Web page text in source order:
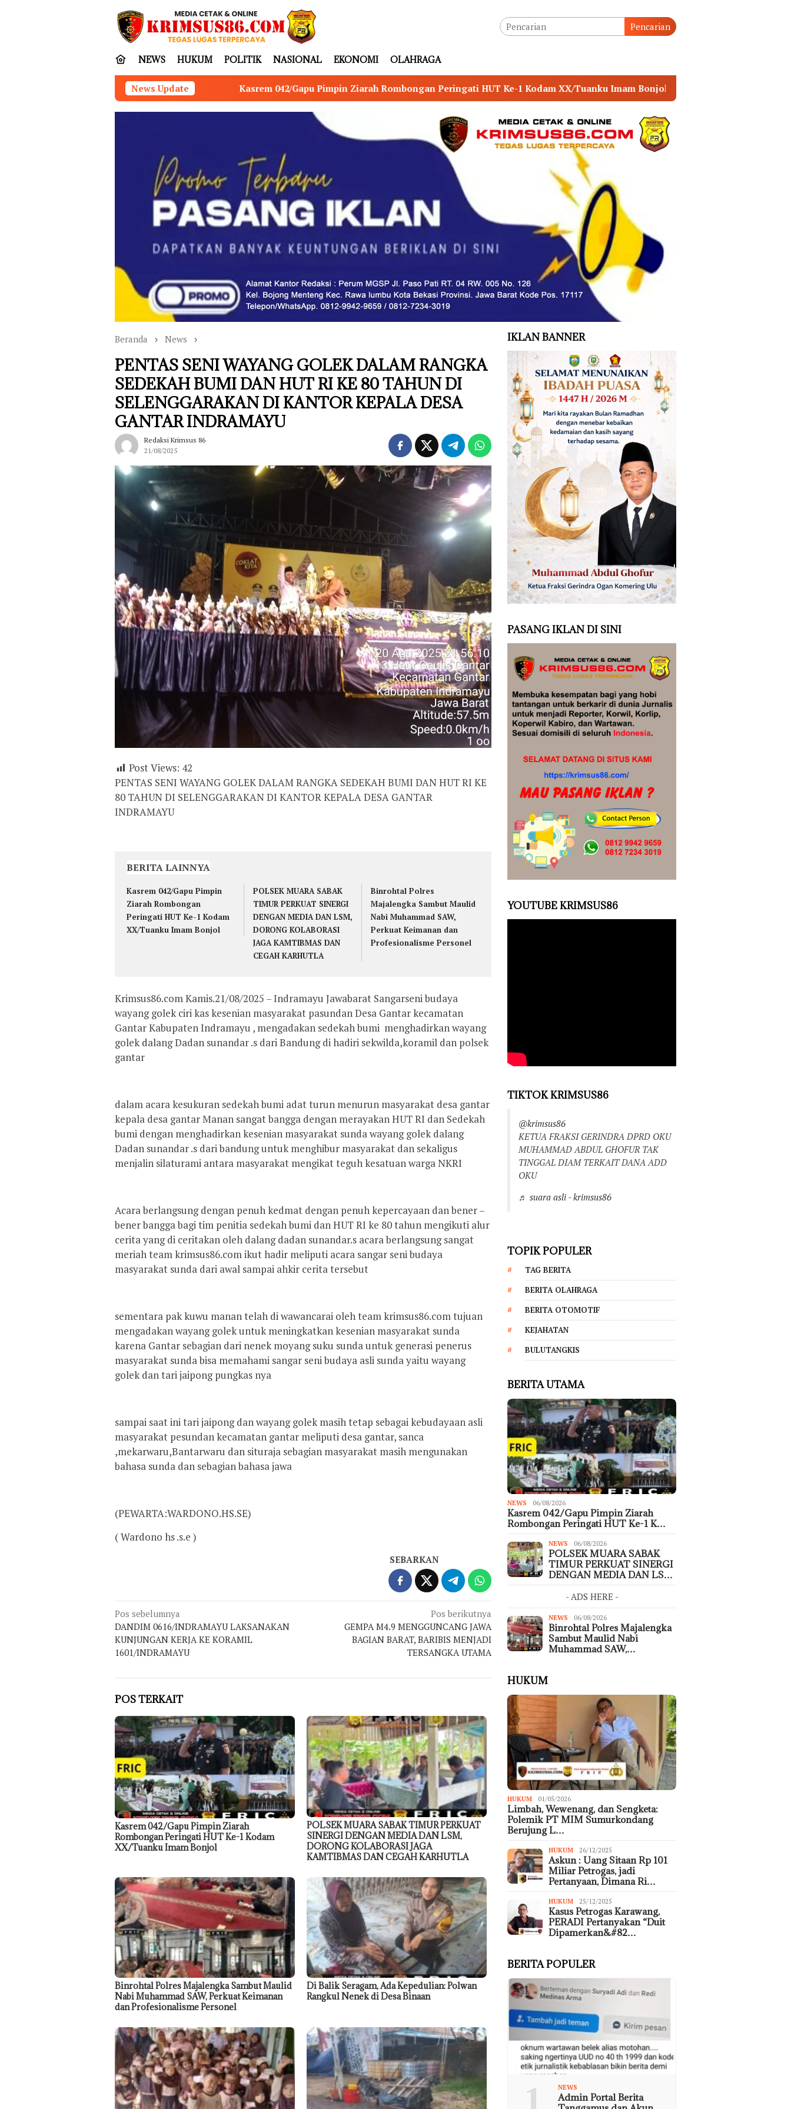
Pencarian
NEWS HUKUM POLITIK NASIONAL EKONOMI OLAHRAGA
News Update
Kasrem 042/Gapu Pimpin Ziarah Rombongan Peringati HUT Ke-1 Kodam XX/Tuanku Imam Bonjol POLSEK MUARA SABAK TIMUR PERKUAT
Beranda News
PENTAS SENI WAYANG GOLEK DALAM RANGKA
SEDEKAH BUMI DAN HUT RI KE 80 TAHUN DI
SELENGGARAKAN DI KANTOR KEPALA DESA
GANTAR INDRAMAYU
Redaksi Krimsus 86
21/08/2025
Post Views: 42
PENTAS SENI WAYANG GOLEK DALAM RANGKA SEDEKAH BUMI DAN HUT RI KE
80 TAHUN DI SELENGGARAKAN DI KANTOR KEPALA DESA GANTAR
INDRAMAYU
BERITA LAINNYA
Kasrem 042/Gapu Pimpin
Ziarah Rombongan
Peringati HUT Ke-1 Kodam
XX/Tuanku Imam Bonjol
POLSEK MUARA SABAK
TIMUR PERKUAT SINERGI
DENGAN MEDIA DAN LSM,
DORONG KOLABORASI
JAGA KAMTIBMAS DAN
CEGAH KARHUTLA
Binrohtal Polres
Majalengka Sambut Maulid
Nabi Muhammad SAW,
Perkuat Keimanan dan
Profesionalisme Personel
Krimsus86.com Kamis.21/08/2025 – Indramayu Jawabarat Sangarseni budaya
wayang golek ciri kas kesenian masyarakat pasundan Desa Gantar kecamatan
Gantar Kabupaten Indramayu , mengadakan sedekah bumi menghadirkan wayang
golek dalang Dadan sunandar .s dari Bandung di hadiri sekwilda,koramil dan polsek
gantar
dalam acara kesukuran sedekah bumi adat turun menurun masyarakat desa gantar
kepala desa gantar Manan sangat bangga dengan merayakan HUT RI dan Sedekah
bumi dengan menghadirkan kesenian masyarakat sunda wayang golek dalang
Dadan sunandar .s dari bandung untuk menghibur masyarakat dan sekaligus
menjalin silaturami antara masyarakat mengikat teguh kesatuan warga NKRI
Acara berlangsung dengan penuh kedmat dengan penuh kepercayaan dan bener –
bener bangga bagi tim penitia sedekah bumi dan HUT RI ke 80 tahun mengikuti alur
cerita yang di ceritakan oleh dalang dadan sunandar.s acara berlangsung sangat
meriah team krimsus86.com ikut hadir meliputi acara sangar seni budaya
masyarakat sunda dari awal sampai ahkir cerita tersebut
sementara pak kuwu manan telah di wawancarai oleh team krimsus86.com tujuan
mengadakan wayang golek untuk meningkatkan kesenian masyarakat sunda
karena Gantar sebagian dari nenek moyang suku sunda untuk generasi penerus
masyarakat sunda bisa memahami sangar seni budaya asli sunda yaitu wayang
golek dan tari jaipong pungkas nya
sampai saat ini tari jaipong dan wayang golek masih tetap sebagai kebudayaan asli
masyarakat pesundan kecamatan gantar meliputi desa gantar, sanca
,mekarwaru,Bantarwaru dan situraja sebagian masyarakat masih mengunakan
bahasa sunda dan sebagian bahasa jawa
(PEWARTA:WARDONO.HS.SE)
( Wardono hs .s.e )
SEBARKAN
Navigasi
pos
Pos sebelumnya
DANDIM 0616/INDRAMAYU LAKSANAKAN
KUNJUNGAN KERJA KE KORAMIL
1601/INDRAMAYU
Pos berikutnya
GEMPA M4.9 MENGGUNCANG JAWA
BAGIAN BARAT, BARIBIS MENJADI
TERSANGKA UTAMA
POS TERKAIT
Kasrem 042/Gapu Pimpin Ziarah
Rombongan Peringati HUT Ke-1 Kodam
XX/Tuanku Imam Bonjol
POLSEK MUARA SABAK TIMUR PERKUAT
SINERGI DENGAN MEDIA DAN LSM,
DORONG KOLABORASI JAGA
KAMTIBMAS DAN CEGAH KARHUTLA
Binrohtal Polres Majalengka Sambut Maulid
Nabi Muhammad SAW, Perkuat Keimanan
dan Profesionalisme Personel
Di Balik Seragam, Ada Kepedulian: Polwan
Rangkul Nenek di Desa Binaan
IKLAN BANNER
PASANG IKLAN DI SINI
YOUTUBE KRIMSUS86
TIKTOK KRIMSUS86
@krimsus86
KETUA FRAKSI GERINDRA DPRD OKU
MUHAMMAD ABDUL GHOFUR TAK
TINGGAL DIAM TERKAIT DANA ADD
OKU
♬ suara asli - krimsus86
TOPIK POPULER
TAG BERITA
BERITA OLAHRAGA
BERITA OTOMOTIF
KEJAHATAN
BULUTANGKIS
BERITA UTAMA
NEWS 06/08/2026
Kasrem 042/Gapu Pimpin Ziarah
Rombongan Peringati HUT Ke-1 K…
NEWS 06/08/2026
POLSEK MUARA SABAK
TIMUR PERKUAT SINERGI
DENGAN MEDIA DAN LS…
- ADS HERE -
NEWS 06/08/2026
Binrohtal Polres Majalengka
Sambut Maulid Nabi
Muhammad SAW,…
HUKUM
HUKUM 01/05/2026
Limbah, Wewenang, dan Sengketa:
Polemik PT MIM Sumurkondang
Berujung L…
HUKUM 26/12/2025
Askun : Uang Sitaan Rp 101
Miliar Petrogas, jadi
Pertanyaan, Dimana Ri…
HUKUM 25/12/2025
Kasus Petrogas Karawang,
PERADI Pertanyakan “Duit
Dipamerkan&#82…
BERITA POPULER
NEWS
Admin Portal Berita